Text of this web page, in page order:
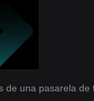
de una pasarela de